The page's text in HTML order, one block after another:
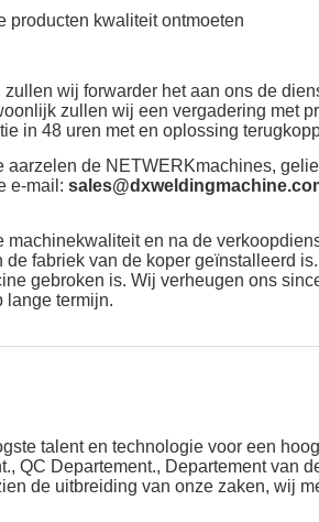
producten kwaliteit ontmoeten
wij forwarder het aan ons de
zullen wij een vergadering met
in 48 uren met en oplossing
de NETWERKmachines,
e-mail:
en na de
fabriek van de koper geïnstalleerd
gebroken is. Wij verheugen ons
lange termijn.
talent en technologie voor een
QC Departement., Departement van
de uitbreiding van onze zaken, wij